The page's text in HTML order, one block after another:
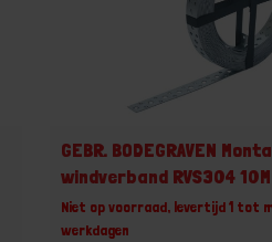
GEBR. BODEGRAVEN
windverband RVS304 10M
Niet op voorraad, levertijd 1 tot
werkdagen